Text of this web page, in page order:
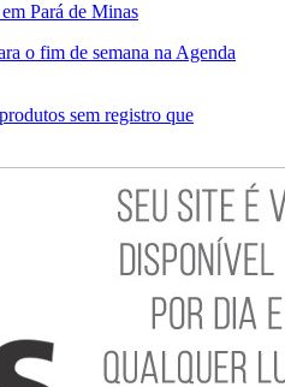
Pará de Minas
o fim de semana na Agenda
sem registro que